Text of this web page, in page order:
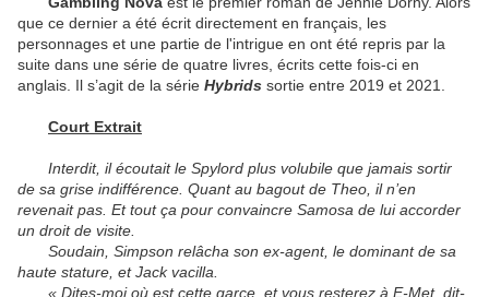
que ce dernier a été écrit directement en français, les
personnages et une partie de l'intrigue en ont été repris par la
suite dans une série de quatre livres, écrits cette fois-ci en
anglais. Il s’agit de la série Hybrids sortie entre 2019 et 2021.
Court Extrait
Interdit, il écoutait le Spylord plus volubile que jamais sortir
de sa grise indifférence. Quant au bagout de Theo, il n’en
revenait pas. Et tout ça pour convaincre Samosa de lui accorder
un droit de visite.
Soudain, Simpson relâcha son ex-agent, le dominant de sa
haute stature, et Jack vacilla.
« Dites-moi où est cette garce, et vous resterez à E-Met, dit-